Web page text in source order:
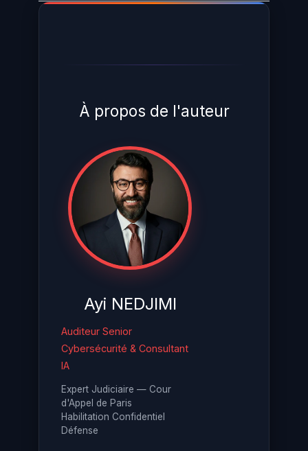
À propos de l'auteur
Ayi NEDJIMI
Auditeur Senior
Cybersécurité & Consultant
IA
Expert Judiciaire — Cour
d'Appel de Paris
Habilitation Confidentiel
Défense